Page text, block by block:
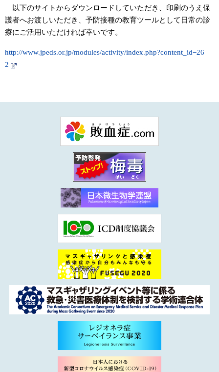
以下のサイトからダウンロードしていただき、印刷のうえ保
護者へお渡しいただき、予防接種の教育ツールとして日常の診
療にご活用いただければ幸いです。
http://www.jpeds.or.jp/modules/activity/index.php?content_id=26
2